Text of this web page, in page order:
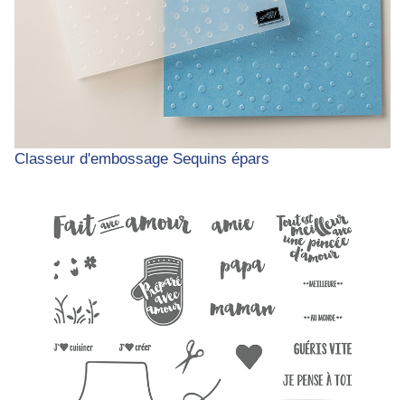
Classeur d'embossage Sequins épars